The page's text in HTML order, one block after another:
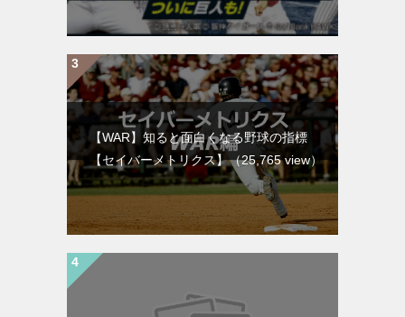
【WAR】知ると面白くなる野球の指標
【セイバーメトリクス】（25,765 view）